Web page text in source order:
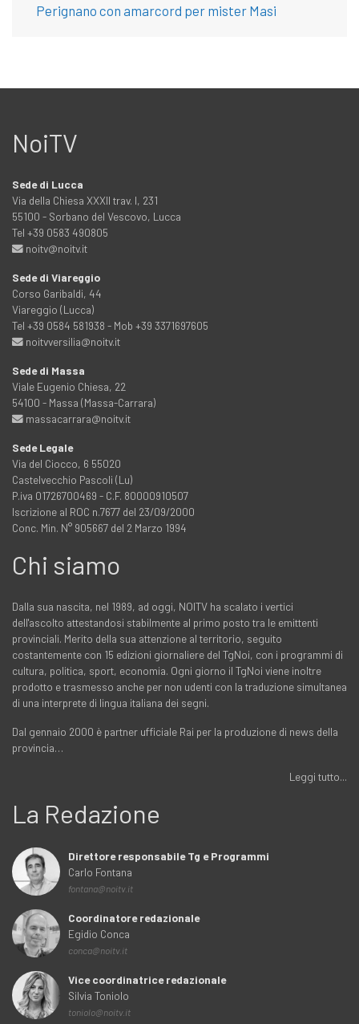
Perignano con amarcord per mister Masi
NoiTV
Sede di Lucca
Via della Chiesa XXXII trav. I, 231
55100 - Sorbano del Vescovo, Lucca
Tel +39 0583 490805
noitv@noitv.it
Sede di Viareggio
Corso Garibaldi, 44
Viareggio (Lucca)
Tel +39 0584 581938 - Mob +39 3371697605
noitvversilia@noitv.it
Sede di Massa
Viale Eugenio Chiesa, 22
54100 - Massa (Massa-Carrara)
massacarrara@noitv.it
Sede Legale
Via del Ciocco, 6 55020
Castelvecchio Pascoli (Lu)
P.iva 01726700469 - C.F. 80000910507
Iscrizione al ROC n.7677 del 23/09/2000
Conc. Min. N° 905667 del 2 Marzo 1994
Chi siamo
Dalla sua nascita, nel 1989, ad oggi, NOITV ha scalato i vertici
dell'ascolto attestandosi stabilmente al primo posto tra le emittenti
provinciali. Merito della sua attenzione al territorio, seguito
costantemente con 15 edizioni giornaliere del TgNoi, con i programmi di
cultura, politica, sport, economia. Ogni giorno il TgNoi viene inoltre
prodotto e trasmesso anche per non udenti con la traduzione simultanea
di una interprete di lingua italiana dei segni.
Dal gennaio 2000 è partner ufficiale Rai per la produzione di news della
provincia…
Leggi tutto...
La Redazione
Direttore responsabile Tg e Programmi
Carlo Fontana
fontana@noitv.it
Coordinatore redazionale
Egidio Conca
conca@noitv.it
Vice coordinatrice redazionale
Silvia Toniolo
toniolo@noitv.it